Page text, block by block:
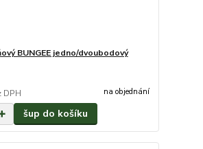
BUNGEE jedno/dvoubodový
DPH na objednání
šup do košíku